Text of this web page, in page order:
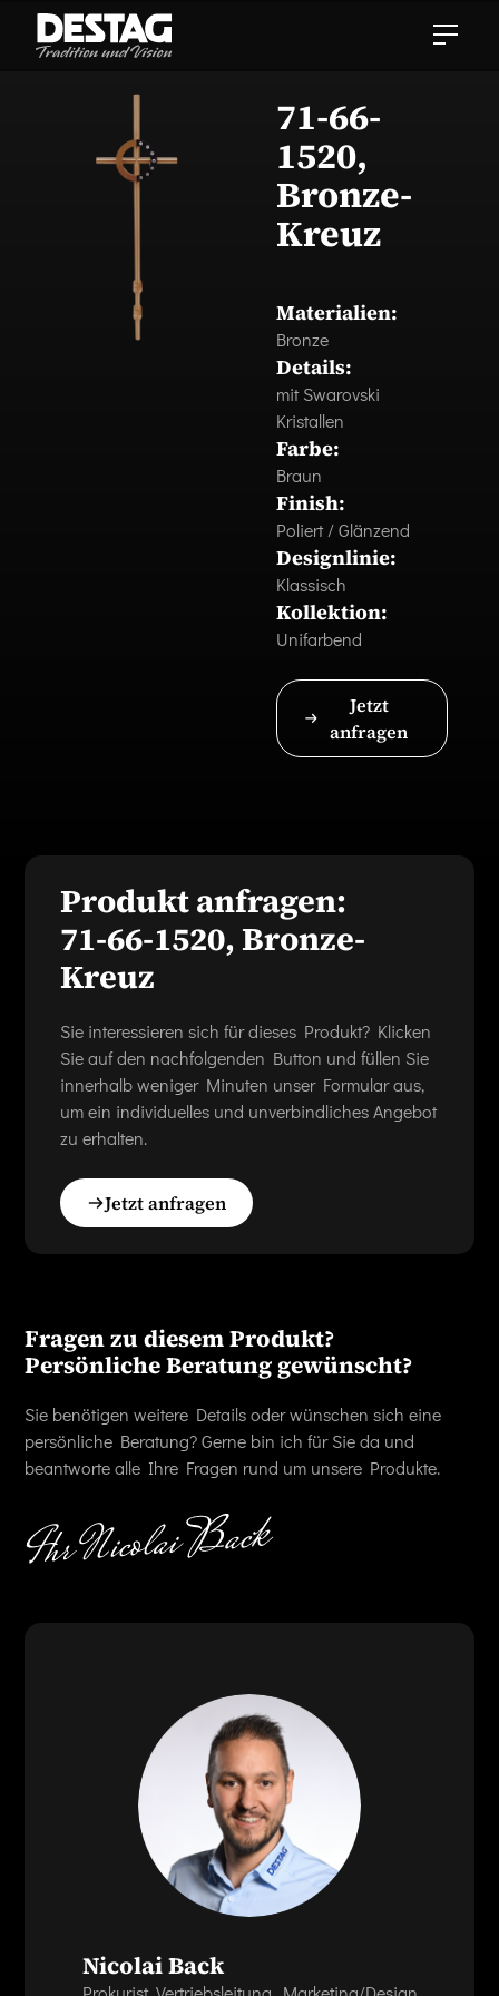
71-66-
1520,
Bronze-
Kreuz
Materialien:
Bronze
Details:
mit Swarovski
Kristallen
Farbe:
Braun
Finish:
Poliert / Glänzend
Designlinie:
Klassisch
Kollektion:
Unifarbend
Jetzt
anfragen
Produkt anfragen:
71-66-1520, Bronze-
Kreuz
Sie interessieren sich für dieses Produkt? Klicken
Sie auf den nachfolgenden Button und füllen Sie
innerhalb weniger Minuten unser Formular aus,
um ein individuelles und unverbindliches Angebot
zu erhalten.
Jetzt anfragen
Fragen zu diesem Produkt?
Persönliche Beratung gewünscht?
Sie benötigen weitere Details oder wünschen sich eine
persönliche Beratung? Gerne bin ich für Sie da und
beantworte alle Ihre Fragen rund um unsere Produkte.
Nicolai Back